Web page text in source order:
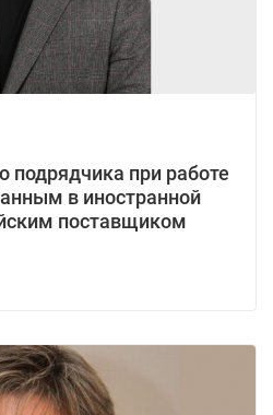
подрядчика при работе
в иностранной
поставщиком